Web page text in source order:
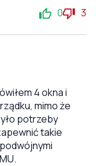
0 3
4 okna i
mimo że
potrzeby
takie